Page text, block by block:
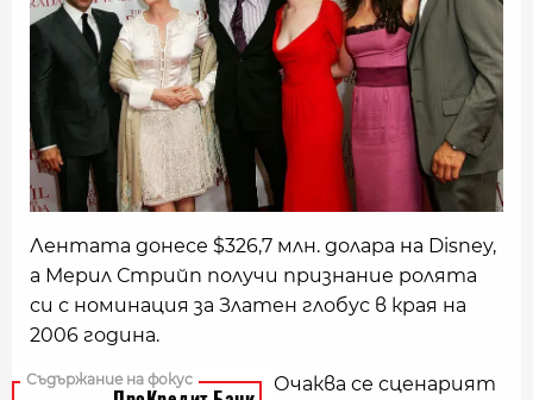
Лентата донесе $326,7 млн. долара на Disney,
a Мерил Стрийп получи признание ролята
си с номинация за Златен глобус в края на
2006 година.
Очаква се сценарият